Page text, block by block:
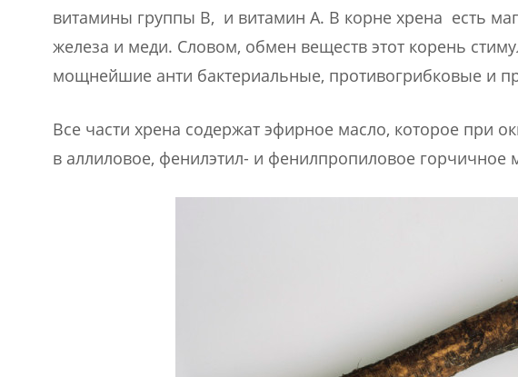
витамины группы В, и витамин А. В корне хрена есть
железа и меди. Словом, обмен веществ этот корень
мощнейшие анти бактериальные, противогрибковые и
Все части хрена содержат эфирное масло, которое при
в аллиловое, фенилэтил- и фенилпропиловое горчичное